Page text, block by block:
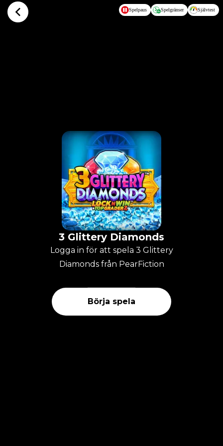
Hoppa till huvudinnehållet Spelpaus Spelgränser Självtest
3 Glittery Diamonds
Logga in för att spela 3 Glittery
Diamonds från PearFiction
Börja spela